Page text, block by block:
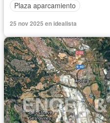
Plaza aparcamiento
25 nov 2025 en idealista